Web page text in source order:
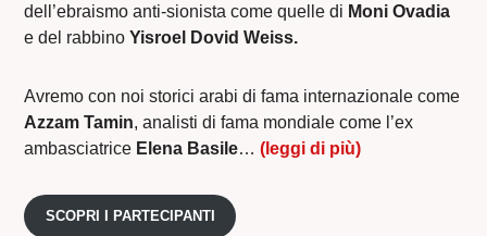
dell’ebraismo anti-sionista come quelle di Moni Ovadia
e del rabbinoYisroel Dovid Weiss.
Avremo con noi storici arabi di fama internazionale come
Azzam Tamin, analisti di fama mondiale come l’ex
ambasciatrice Elena Basile…(leggi di più)
SCOPRI I PARTECIPANTI